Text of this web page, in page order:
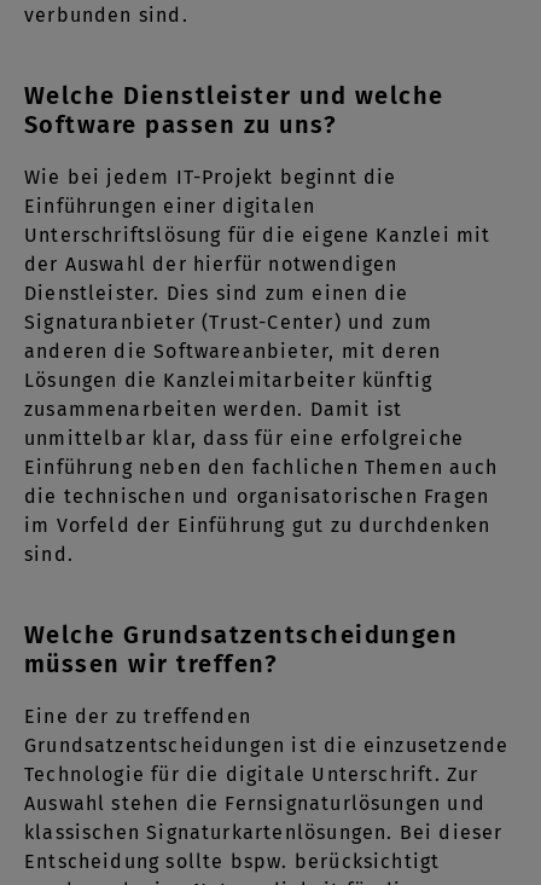
verbunden sind.
Welche Dienstleister und welche
Software passen zu uns?
Wie bei jedem IT-Projekt beginnt die
Einführungen einer digitalen
Unterschriftslösung für die eigene Kanzlei mit
der Auswahl der hierfür notwendigen
Dienstleister. Dies sind zum einen die
Signaturanbieter (Trust-Center) und zum
anderen die Softwareanbieter, mit deren
Lösungen die Kanzleimitarbeiter künftig
zusammenarbeiten werden. Damit ist
unmittelbar klar, dass für eine erfolgreiche
Einführung neben den fachlichen Themen auch
die technischen und organisatorischen Fragen
im Vorfeld der Einführung gut zu durchdenken
sind.
Welche Grundsatzentscheidungen
müssen wir treffen?
Eine der zu treffenden
Grundsatzentscheidungen ist die einzusetzende
Technologie für die digitale Unterschrift. Zur
Auswahl stehen die Fernsignaturlösungen und
klassischen Signaturkartenlösungen. Bei dieser
Entscheidung sollte bspw. berücksichtigt